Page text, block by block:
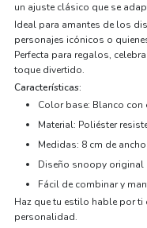
un ajuste clásico que se
Ideal para amantes de los
personajes icónicos o
Perfecta para regalos,
toque divertido.
Características:
Color base: Blanco
Material: Poliéster
Medidas: 8 cm de
Diseño snoopy original
Fácil de combinar y
Haz que tu estilo hable por
personalidad.